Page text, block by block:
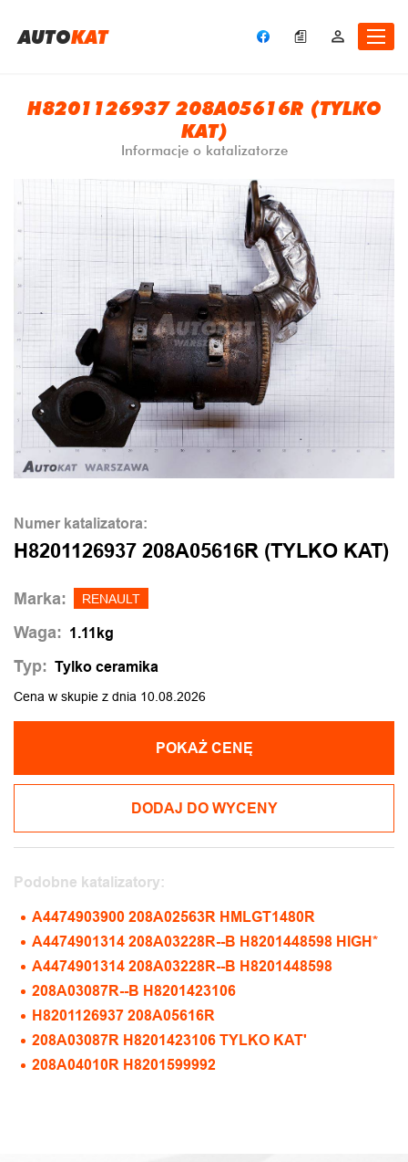
AUTOKAT
H8201126937 208A05616R (TYLKO
KAT)
Informacje o katalizatorze
Numer katalizatora:
H8201126937 208A05616R (TYLKO KAT)
Marka: RENAULT
Waga: 1.11kg
Typ: Tylko ceramika
Cena w skupie z dnia 10.08.2026
POKAŻ CENĘ
DODAJ DO WYCENY
Podobne katalizatory:
A4474903900 208A02563R HMLGT1480R
A4474901314 208A03228R--B H8201448598 HIGH*
A4474901314 208A03228R--B H8201448598
208A03087R--B H8201423106
H8201126937 208A05616R
208A03087R H8201423106 TYLKO KAT'
208A04010R H8201599992